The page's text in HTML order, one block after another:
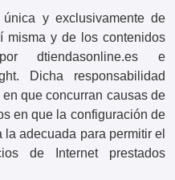
única y exclusivamente de
misma y de los contenidos
dtiendasonline.es e
Dicha responsabilidad
que concurran causas de
en que la configuración de
adecuada para permitir el
de Internet prestados